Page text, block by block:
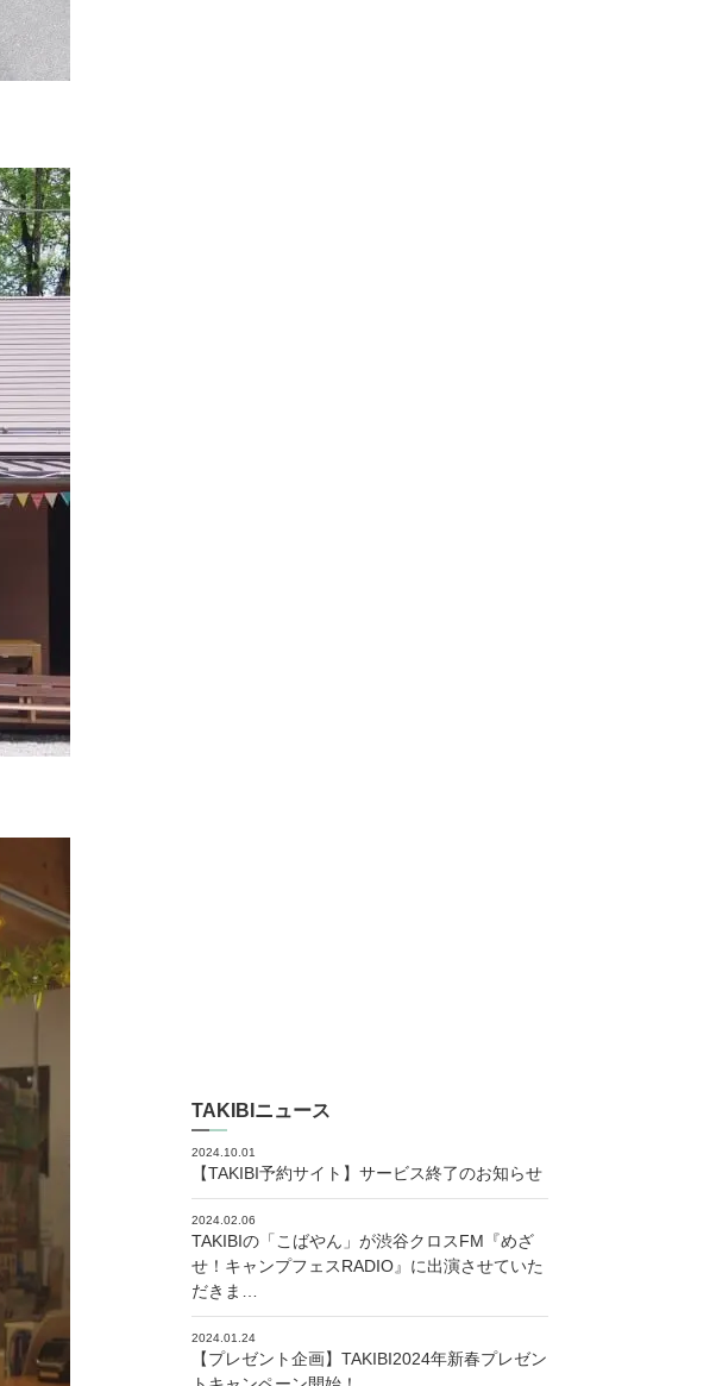
TAKIBIニュース
2024.10.01
【TAKIBI予約サイト】サービス終了のお知らせ
2024.02.06
TAKIBIの「こばやん」が渋谷クロスFM『めざ
せ！キャンプフェスRADIO』に出演させていた
だきま…
2024.01.24
【プレゼント企画】TAKIBI2024年新春プレゼン